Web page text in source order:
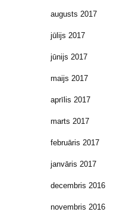
augusts 2017
jūlijs 2017
jūnijs 2017
maijs 2017
aprīlis 2017
marts 2017
februāris 2017
janvāris 2017
decembris 2016
novembris 2016